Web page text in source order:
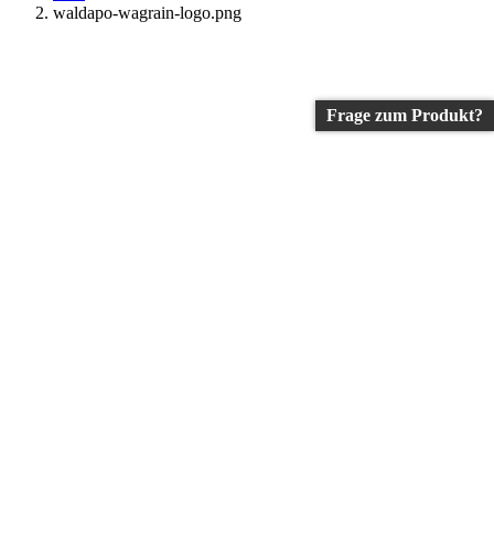
waldapo-wagrain-logo.png
Frage zum Produkt?